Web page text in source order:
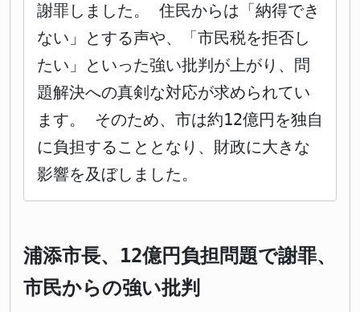
謝罪しました。 住民からは「納得でき
ない」とする声や、「市民税を拒否し
たい」といった強い批判が上がり、問
題解決への真剣な対応が求められてい
ます。 そのため、市は約12億円を独自
に負担することとなり、財政に大きな
影響を及ぼしました。
浦添市長、12億円負担問題で謝罪、
市民からの強い批判